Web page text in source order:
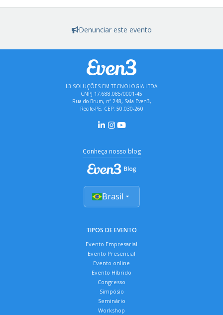
Denunciar este evento
L3 SOLUÇÕES EM TECNOLOGIA LTDA
CNPJ 17.688.085/0001-45
Rua do Brum, nº 248, Sala Even3,
Recife-PE, CEP: 50.030-260
Conheça nosso blog
Brasil
TIPOS DE EVENTO
Evento Empresarial
Evento Presencial
Evento online
Evento Híbrido
Congresso
Simpósio
Seminário
Workshop